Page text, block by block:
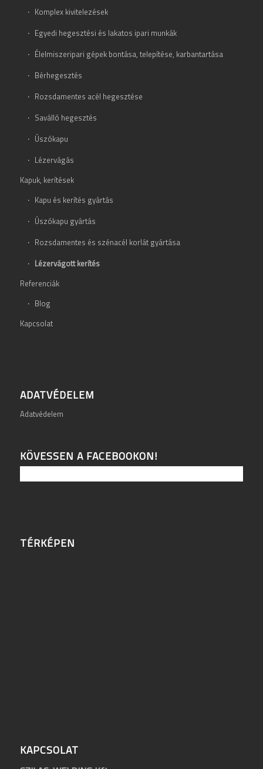
Komplex kivitelezések
Egyedi hegesztési és lakatos ipari munkák
Élelmiszeripari gépek bontása, telepítése, karbantartása
Bérhegesztés
Rozsdamentes acél hegesztése
Saválló hegesztés
Úszókapu
Lézervágás
Kapuk, kerítések
Kapu és kerítés gyártás
Úszókapu gyártás
Rozsdamentes és szénacél korlát gyártása
Lézervágott kerítés
Referenciák
Blog
Kapcsolat
ADATVÉDELEM
Adatvédelem
KÖVESSEN A FACEBOOKON!
TÉRKÉPEN
KAPCSOLAT